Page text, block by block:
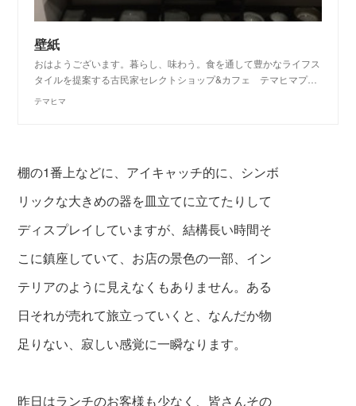
壁紙
おはようございます。暮らし、味わう。食を通して豊かなライフス
タイルを提案する古民家セレクトショップ&カフェ テマヒマプ…
テマヒマ
棚の1番上などに、アイキャッチ的に、シンボ
リックな大きめの器を皿立てに立てたりして
ディスプレイしていますが、結構長い時間そ
こに鎮座していて、お店の景色の一部、イン
テリアのように見えなくもありません。ある
日それが売れて旅立っていくと、なんだか物
足りない、寂しい感覚に一瞬なります。
昨日はランチのお客様も少なく、皆さんその